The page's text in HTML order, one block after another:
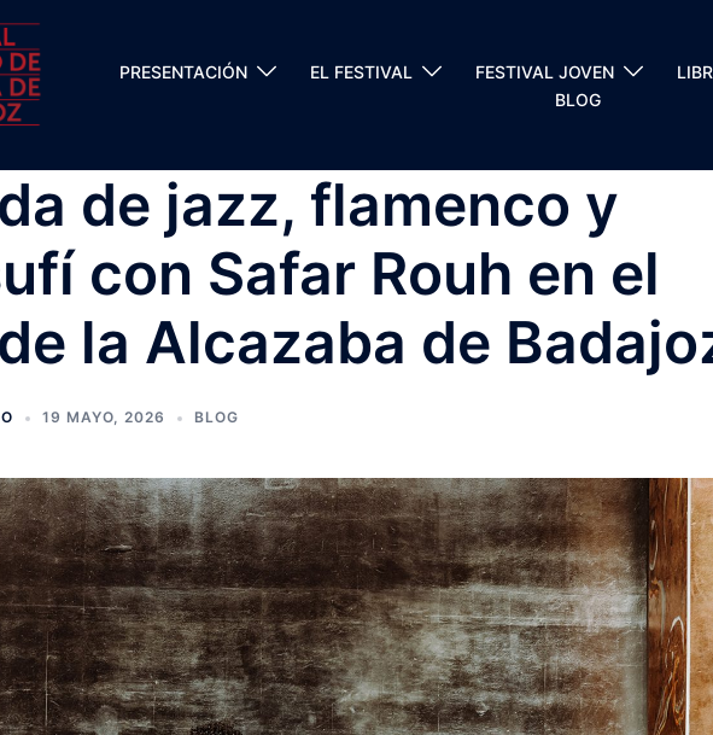
PRESENTACIÓN EL FESTIVAL FESTIVAL JOVEN
BLOG
de jazz, flamenco y
con Safar Rouh en el
la Alcazaba de
19 MAYO, 2026 BLOG